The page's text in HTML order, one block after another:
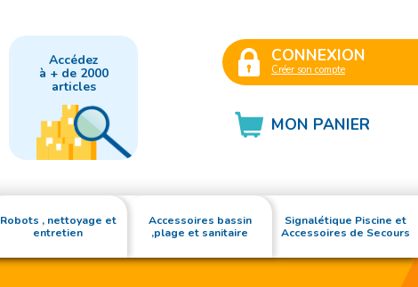
Accédez
à + de 2000
articles
CONNEXION
Créer son compte
MON PANIER
Robots , nettoyage et
entretien
Accessoires bassin
,plage et sanitaire
Signalétique Piscine et
Accessoires de Secours